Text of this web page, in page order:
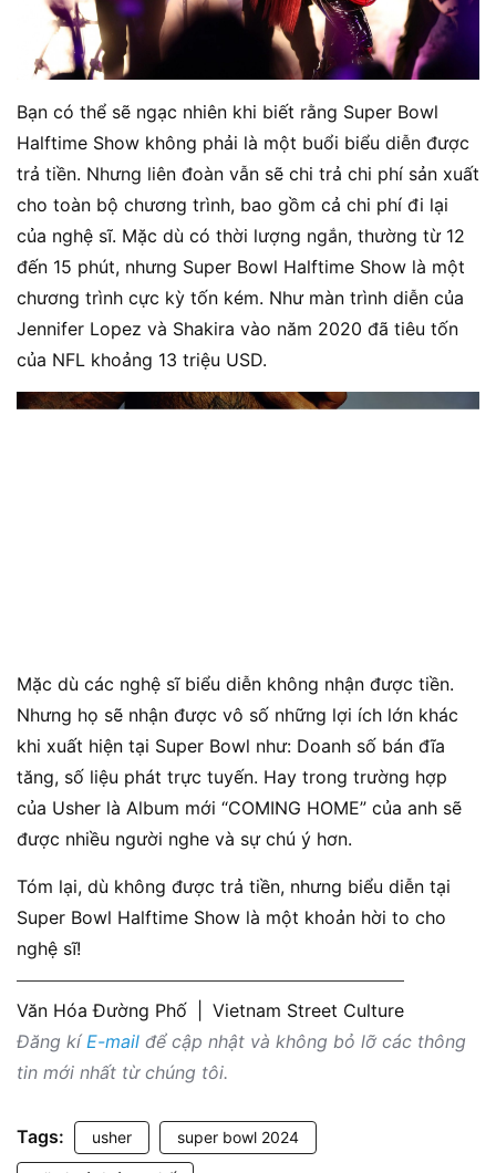
Bạn có thể sẽ ngạc nhiên khi biết rằng Super Bowl
Halftime Show không phải là một buổi biểu diễn được
trả tiền. Nhưng liên đoàn vẫn sẽ chi trả chi phí sản xuất
cho toàn bộ chương trình, bao gồm cả chi phí đi lại
của nghệ sĩ. Mặc dù có thời lượng ngắn, thường từ 12
đến 15 phút, nhưng Super Bowl Halftime Show là một
chương trình cực kỳ tốn kém. Như màn trình diễn của
Jennifer Lopez và Shakira vào năm 2020 đã tiêu tốn
của NFL khoảng 13 triệu USD.
Mặc dù các nghệ sĩ biểu diễn không nhận được tiền.
Nhưng họ sẽ nhận được vô số những lợi ích lớn khác
khi xuất hiện tại Super Bowl như: Doanh số bán đĩa
tăng, số liệu phát trực tuyến. Hay trong trường hợp
của Usher là Album mới “COMING HOME” của anh sẽ
được nhiều người nghe và sự chú ý hơn.
​Tóm lại, dù không được trả tiền, nhưng biểu diễn tại
Super Bowl Halftime Show là một khoản hời to cho
nghệ sĩ!
Văn Hóa Đường Phố
Vietnam Street Culture
Đăng kí E-mail để cập nhật và không bỏ lỡ các thông
tin mới nhất từ chúng tôi.
Tags: usher super bowl 2024